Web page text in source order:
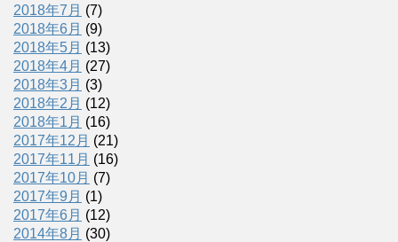
2018年7月 (7)
2018年6月 (9)
2018年5月 (13)
2018年4月 (27)
2018年3月 (3)
2018年2月 (12)
2018年1月 (16)
2017年12月 (21)
2017年11月 (16)
2017年10月 (7)
2017年9月 (1)
2017年6月 (12)
2014年8月 (30)